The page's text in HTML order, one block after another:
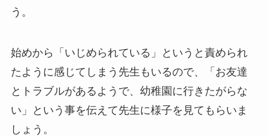
う。
始めから「いじめられている」というと責められ
たように感じてしまう先生もいるので、「お友達
とトラブルがあるようで、幼稚園に行きたがらな
い」という事を伝えて先生に様子を見てもらいま
しょう。